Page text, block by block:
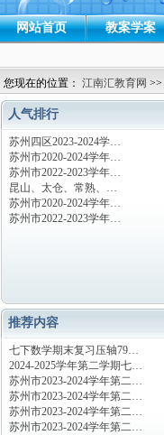
网站首页 教案学案
您现在的位置： 江南汇教育网 >>
人气排行
苏州四区2023-2024学…
苏州市2020-2024学年…
苏州市2022-2023学年…
昆山、太仓、常熟、…
苏州市2020-2024学年…
苏州市2022-2023学年…
推荐内容
七下数学期末复习压轴79…
2024-2025学年第二学期七…
苏州市2023-2024学年第二…
苏州市2023-2024学年第二…
苏州市2023-2024学年第二…
苏州市2023-2024学年第二…